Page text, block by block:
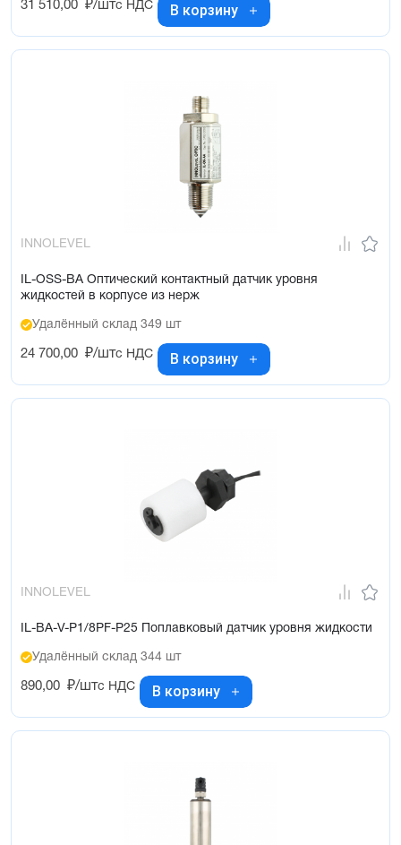
31 510,00 ₽/штс НДС В корзину
INNOLEVEL
IL-OSS-BA Оптический контактный датчик уровня
жидкостей в корпусе из нерж
Удалённый склад 349 шт
24 700,00 ₽/штс НДС В корзину
INNOLEVEL
IL-BA-V-P1/8PF-P25 Поплавковый датчик уровня жидкости
Удалённый склад 344 шт
890,00 ₽/штс НДС В корзину